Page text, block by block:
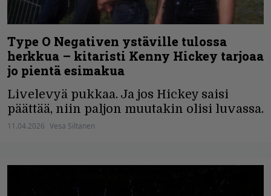
Type O Negativen ystäville tulossa
herkkua – kitaristi Kenny Hickey tarjoaa
jo pientä esimakua
Livelevyä pukkaa. Ja jos Hickey saisi
päättää, niin paljon muutakin olisi luvassa.
11.04.2026 Vesa Siltanen